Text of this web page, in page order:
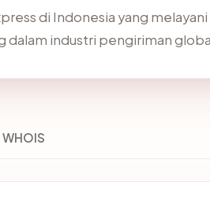
di Indonesia yang
dalam industri pengiriman
WHOIS